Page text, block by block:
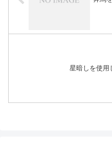
星暗しを使用